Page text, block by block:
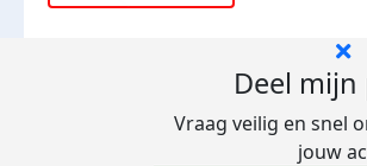
Deel mijn
Vraag veilig en snel
jouw